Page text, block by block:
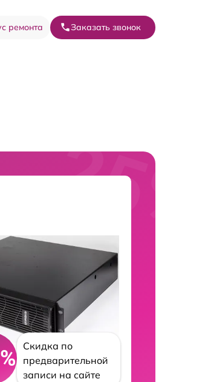
ремонта Заказать звонок
Скидка по
предварительной
записи на сайте